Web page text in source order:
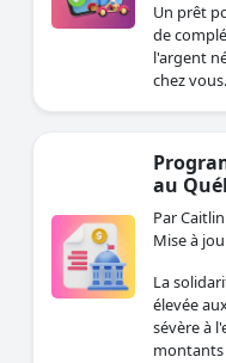
Un prêt
de
l'argent
chez vous.
au
Par
Mise à
La
élevée
sévère à
montants